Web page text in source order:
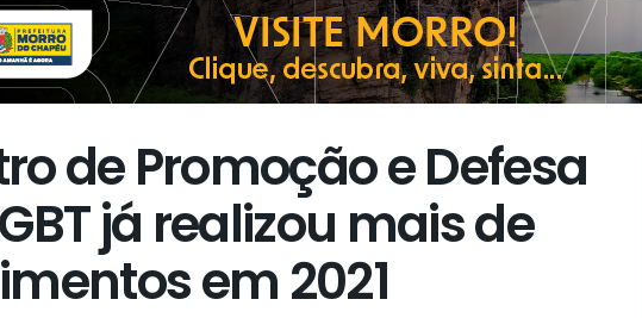
de Promoção e Defesa
já realizou mais de
em 2021